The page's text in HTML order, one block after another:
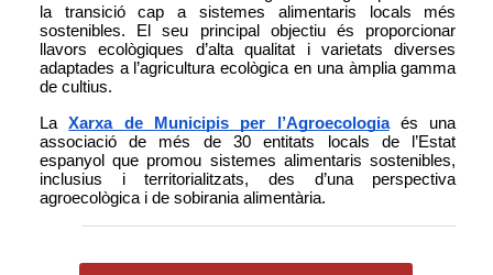
la transició cap a sistemes alimentaris locals més
sostenibles. El seu principal objectiu és proporcionar
llavors ecològiques d’alta qualitat i varietats diverses
adaptades a l’agricultura ecològica en una àmplia gamma
de cultius.
La Xarxa de Municipis per l’Agroecologia és una
associació de més de 30 entitats locals de l’Estat
espanyol que promou sistemes alimentaris sostenibles,
inclusius i territorialitzats, des d’una perspectiva
agroecològica i de sobirania alimentària.